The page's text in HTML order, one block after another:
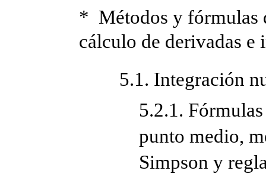
* Métodos y fórmulas
cálculo de derivadas e
5.1. Integración
5.2.1.
punto medio,
Simpson y